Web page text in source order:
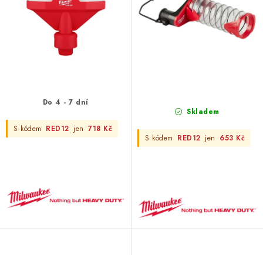
Do 4 - 7 dní
S kódem RED12 jen 718 Kč
Skladem
S kódem RED12 jen 653 Kč